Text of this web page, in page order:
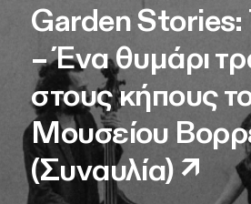
Garden Stories:
– Ένα θυμάρι
στους κήπους
Μουσείου
(Συναυλία) ↗